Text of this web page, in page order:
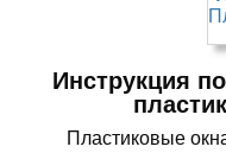
Инструкция
Пластиковые